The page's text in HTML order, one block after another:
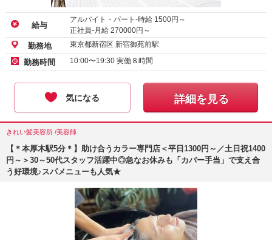
給与
アルバイト・パート-時給 1500円～
正社員-月給 270000円～
勤務地 東京都新宿区 新宿御苑前駅
勤務時間 10:00〜19:30 実働８時間
気になる 詳細を見る
きれい髪美容所 /美容師
【＊本厚木駅5分＊】助け合うカラー専門店＜平日1300円～／土日祝1400
円～＞30～50代スタッフ活躍中◎急なお休みも「カバー手当」で支え合
う好環境♪スパメニューも人気★